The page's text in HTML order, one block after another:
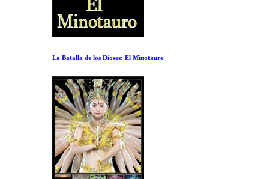
La Batalla de los Dioses: El Minotauro